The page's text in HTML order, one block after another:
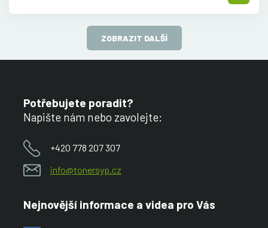
ZOBRAZIT DALŠÍ
Potřebujete poradit?
Napište nám nebo zavolejte:
+420 778 207 307
info@tonersyp.cz
Nejnovější informace a videa pro Vás